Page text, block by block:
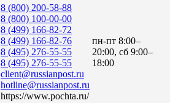
8 (800) 200-58-88
8 (800) 100-00-00
8 (499) 166-82-72
8 (499) 166-82-76
8 (495) 276-55-55
8 (495) 276-55-55
client@russianpost.ru
hotline@russianpost.ru
https://www.pochta.ru/
пн-пт 8:00–
20:00, сб 9:00–
18:00